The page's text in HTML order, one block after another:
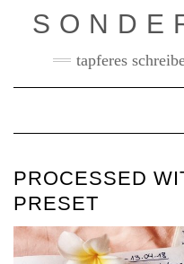
tapferes
PROCESSED
PRESET